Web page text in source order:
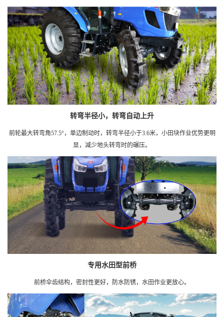
转弯半径小，转弯自动上升
前轮最大转弯角57.5°，单边制动时，转弯半径小于3.6米，小田块作业优势更明
显，减少地头转弯时的碾压。
专用水田型前桥
前桥伞齿结构，密封性更好，防水防锈，水田作业更放心。